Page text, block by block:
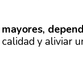
y aliviar